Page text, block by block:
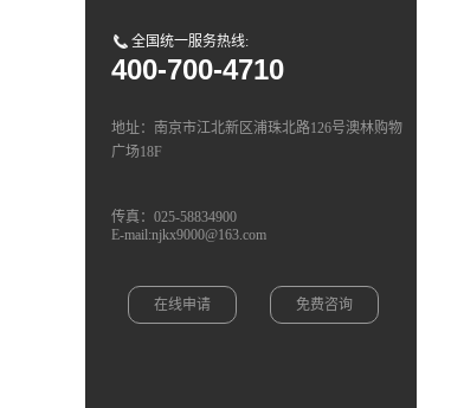
全国统一服务热线:
400-700-4710
地址：南京市江北新区浦珠北路126号澳林购物
广场18F
传真：025-58834900
E-mail:njkx9000@163.com
在线申请 免费咨询